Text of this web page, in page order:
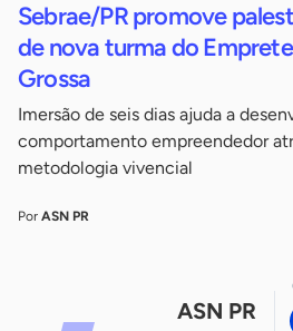
Sebrae/PR promove
de nova turma do
Grossa
Imersão de seis dias ajuda a
comportamento empreendedor
metodologia vivencial
Por ASN PR
ASN PR